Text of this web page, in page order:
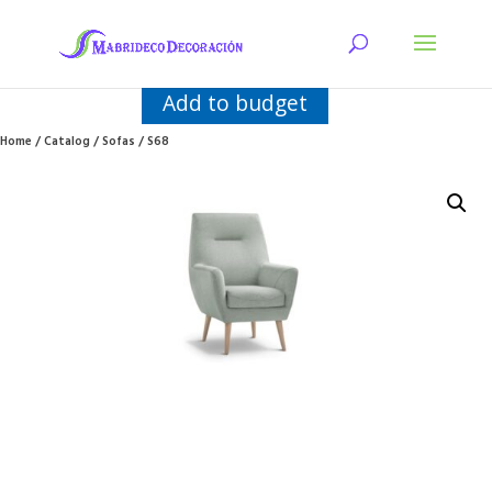
Add to budget
Home/Catalog/Sofas/ S68